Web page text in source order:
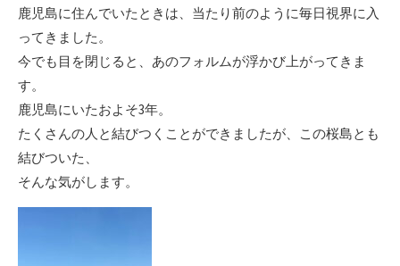
鹿児島に住んでいたときは、当たり前のように毎日視界に入
ってきました。
今でも目を閉じると、あのフォルムが浮かび上がってきま
す。
鹿児島にいたおよそ3年。
たくさんの人と結びつくことができましたが、この桜島とも
結びついた、
そんな気がします。